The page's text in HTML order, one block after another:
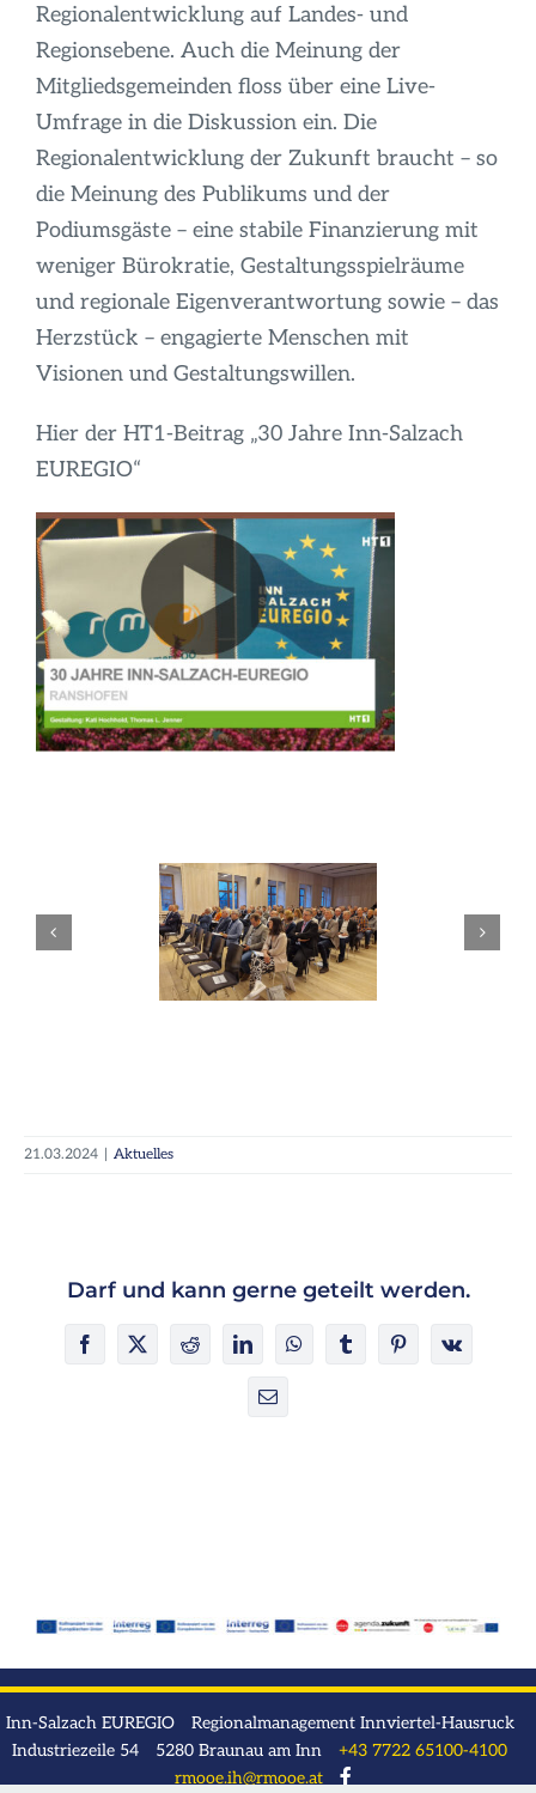
Regionalentwicklung auf Landes- und
Regionsebene. Auch die Meinung der
Mitgliedsgemeinden floss über eine Live-
Umfrage in die Diskussion ein. Die
Regionalentwicklung der Zukunft braucht – so
die Meinung des Publikums und der
Podiumsgäste – eine stabile Finanzierung mit
weniger Bürokratie, Gestaltungsspielräume
und regionale Eigenverantwortung sowie – das
Herzstück – engagierte Menschen mit
Visionen und Gestaltungswillen.
Hier der HT1-Beitrag „30 Jahre Inn-Salzach
EUREGIO“
21.03.2024 Aktuelles
Darf und kann gerne geteilt werden.
Facebook
X RedditLinkedInWhatsAppTumblrPinterest
Vk
E-
Mail
Inn-Salzach EUREGIO Regionalmanagement Innviertel-Hausruck
Industriezeile 54 5280 Braunau am Inn +43 7722 65100-4100
rmooe.ih@rmooe.at